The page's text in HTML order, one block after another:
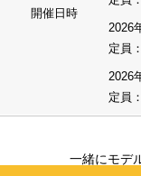
開催日時
2026
定員
2026
定員
一緒にモデ